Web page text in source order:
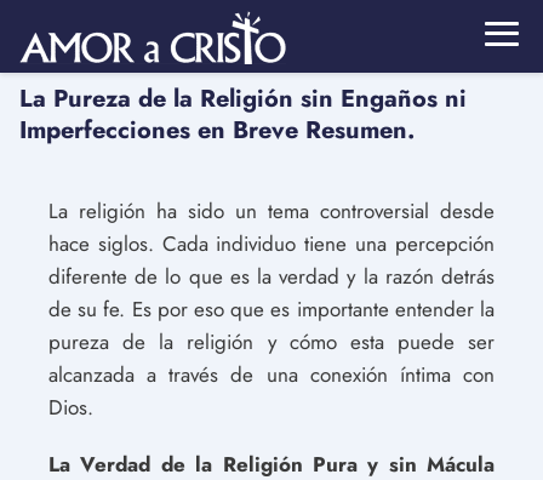
La Pureza de la Religión sin Engaños ni
Imperfecciones en Breve Resumen.
La religión ha sido un tema controversial desde
hace siglos. Cada individuo tiene una percepción
diferente de lo que es la verdad y la razón detrás
de su fe. Es por eso que es importante entender la
pureza de la religión y cómo esta puede ser
alcanzada a través de una conexión íntima con
Dios.
La Verdad de la Religión Pura y sin Mácula